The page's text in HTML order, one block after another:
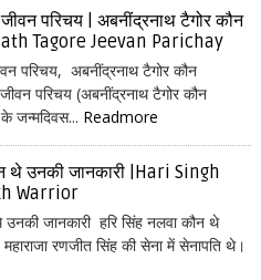
परिचय | अबनींद्रनाथ टैगोर कौन
Tagore Jeevan Parichay
परिचय, अबनींद्रनाथ टैगोर कौन
परिचय (अबनींद्रनाथ टैगोर कौन
जन्मदिवस... Readmore
थे उनकी जानकारी |Hari Singh
Warrior
उनकी जानकारी हरि सिंह नलवा कौन थे
रणजीत सिंह की सेना में सेनापति थे।